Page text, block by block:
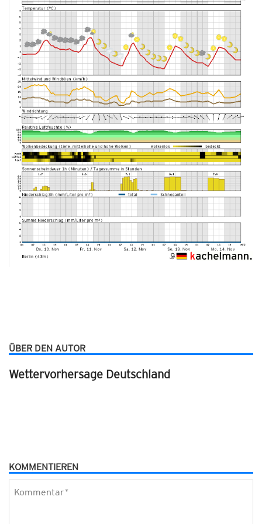
ÜBER DEN AUTOR
Wettervorhersage Deutschland
KOMMENTIEREN